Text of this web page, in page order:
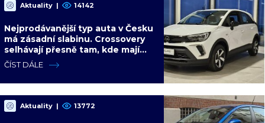
Aktuality | 14142
Nejprodávanější typ auta v Česku
má zásadní slabinu. Crossovery
selhávají přesně tam, kde mají
být nejsilnější
ČÍST DÁLE
Aktuality | 13772